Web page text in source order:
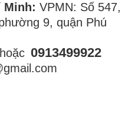
Minh: VPMN: Số 547,
9, quận Phú
hoặc 0913499922